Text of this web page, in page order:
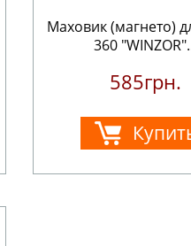
Маховик (магнето)
360
585грн.